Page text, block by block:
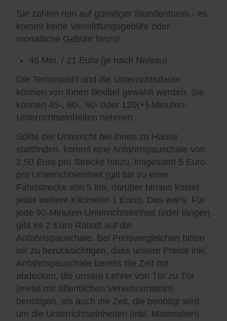
Sie zahlen rein auf günstiger Stundenbasis - es
kommt keine Vermittlungsgebühr oder
monatliche Gebühr hinzu!
45 Min. / 21 Euro (je nach Niveau)
Die Terminwahl und die Unterrichtsdauer
können von Ihnen flexibel gewählt werden. Sie
können 45-, 60-, 90- oder 120(+)-Minuten-
Unterrichtseinheiten nehmen.
Sollte der Unterricht bei Ihnen zu Hause
stattfinden, kommt eine Anfahrtspauschale von
2,50 Euro pro Strecke hinzu, insgesamt 5 Euro
pro Unterrichtseinheit (gilt bis zu einer
Fahrtstrecke von 5 km, darüber hinaus kostet
jeder weitere Kilometer 1 Euro). Das war's. Für
jede 90-Minuten-Unterrichtseinheit (oder länger)
gibt es 2 Euro Rabatt auf die
Anfahrtspauschale. Bei Preisvergleichen bitten
wir zu berücksichtigen, dass unsere Preise inkl.
Anfahrtspauschale bereits die Zeit mit
abdecken, die unsere Lehrer von Tür zu Tür
(meist mit öffentlichen Verkehrsmitteln)
benötigen, als auch die Zeit, die benötigt wird,
um die Unterrichtseinheiten (inkl. Materialien)